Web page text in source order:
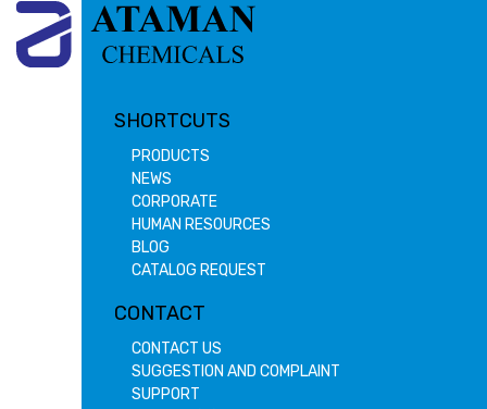
SHORTCUTS
PRODUCTS
NEWS
CORPORATE
HUMAN RESOURCES
BLOG
CATALOG REQUEST
CONTACT
CONTACT US
SUGGESTION AND COMPLAINT
SUPPORT